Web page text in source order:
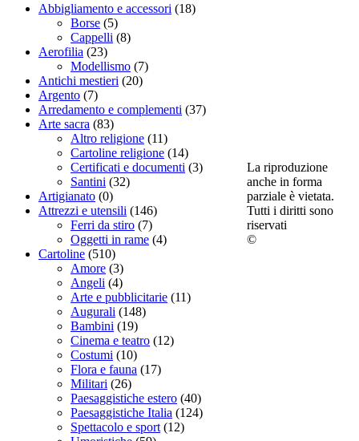
Abbigliamento e accessori (18)
Borse (5)
Cappelli (8)
Aerofilia (23)
Modellismo (7)
Antichi mestieri (20)
Argento (7)
Arredamento e complementi (37)
Arte sacra (83)
Altro religione (11)
Cartoline religione (14)
Certificati e documenti (3)
Santini (32)
Artigianato (0)
Attrezzi e utensili (146)
Ferri da stiro (7)
Oggetti in rame (4)
Cartoline (510)
Amore (3)
Angeli (4)
Arte e pubblicitarie (11)
Augurali (148)
Bambini (19)
Cinema e teatro (12)
Costumi (10)
Flora e fauna (17)
Militari (26)
Paesaggistiche estero (40)
Paesaggistiche Italia (124)
Spettacolo e sport (12)
La riproduzione
anche in forma
parziale è vietata.
Tutti i diritti sono
riservati
©